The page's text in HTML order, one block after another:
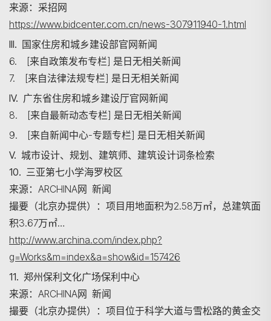
来源：采招网
https://www.bidcenter.com.cn/news-307911940-1.html
III. 国家住房和城乡建设部官网新闻
6. [来自政策发布专栏] 是日无相关新闻
7. [来自法律法规专栏] 是日无相关新闻
IV. 广东省住房和城乡建设厅官网新闻
8. [来自最新动态专栏] 是日无相关新闻
9. [来自新闻中心-专题专栏] 是日无相关新闻
V. 城市设计、规划、建筑师、建筑设计词条检索
10. 三亚第七小学海罗校区
来源：ARCHINA网 新闻
撮要（北京办提供）：项目用地面积为2.58万㎡，总建筑面
积3.67万㎡…
http://www.archina.com/index.php?
g=Works&m=index&a=show&id=157426
11. 郑州保利文化广场保利中心
来源：ARCHINA网 新闻
撮要（北京办提供）：项目位于科学大道与雪松路的黄金交